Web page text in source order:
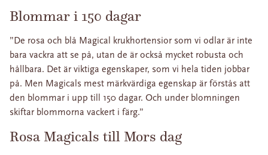
Blommar i 150 dagar
”De rosa och blå Magical krukhortensior som vi odlar är inte
bara vackra att se på, utan de är också mycket robusta och
hållbara. Det är viktiga egenskaper, som vi hela tiden jobbar
på. Men Magicals mest märkvärdiga egenskap är förstås att
den blommar i upp till 150 dagar. Och under blomningen
skiftar blommorna vackert i färg.”
Rosa Magicals till Mors dag